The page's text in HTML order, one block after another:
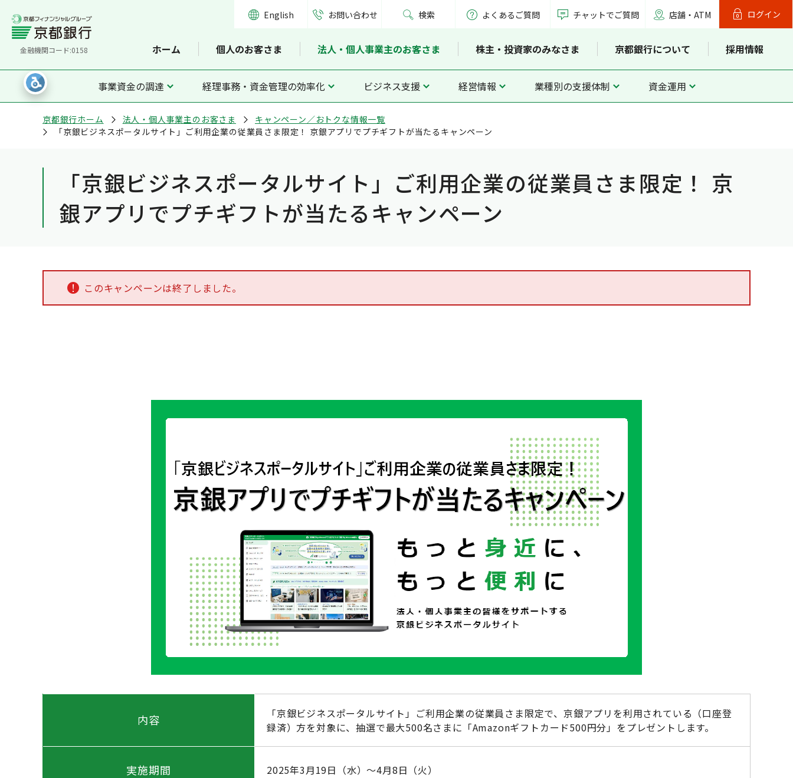
金融機関コード:0158
English お問い合わせ 検索 よくあるご質問 チャットでご質問 店舗・ATM ログイン
ホーム 個人のお客さま 法人・個人事業主のお客さま 株主・投資家のみなさま 京都銀行について 採用情報
事業資金の調達 経理事務・資金管理の効率化 ビジネス支援 経営情報 業種別の支援体制 資金運用
京都銀行ホーム 法人・個人事業主のお客さま
キャンペーン／おトクな情報一覧
「京銀ビジネスポータルサイト」ご利用企業の従業員さま限定！ 京銀アプリでプチギフトが当たるキャンペーン
「京銀ビジネスポータルサイト」ご利用企業の従業員さま限定！ 京
銀アプリでプチギフトが当たるキャンペーン
このキャンペーンは終了しました。
内容
「京銀ビジネスポータルサイト」ご利用企業の従業員さま限定で、京銀アプリを利用されている（口座登
録済）方を対象に、抽選で最大500名さまに「Amazonギフトカード500円分」をプレゼントします。
実施期間 2025年3月19日（水）～4月8日（火）